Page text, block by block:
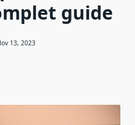
guide
13, 2023